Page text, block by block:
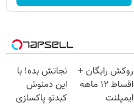
روکش رایگان +
اقساط ۱۲ ماهه
ایمپلنت
نجاتش بده! با
این دمنوش
کبدتو پاکسازی